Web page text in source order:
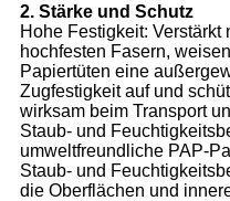
2. Stärke und Schutz
Hohe Festigkeit: Verstärkt
hochfesten Fasern,
Papiertüten eine
Zugfestigkeit auf und
wirksam beim Transport
Staub- und
umweltfreundliche PAP-
Staub- und
die Oberflächen und